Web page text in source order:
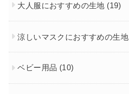
大人服におすすめの生地 (19)
涼しいマスクにおすすめの生地
ベビー用品 (10)